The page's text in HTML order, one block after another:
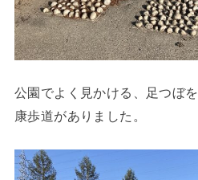
公園でよく見かける、足つぼ
康歩道がありました。